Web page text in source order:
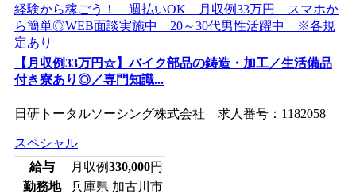
【月収例33万円☆】バイク部品の鋳造・加工／生活備品
付き寮あり◎／専門知識...
日研トータルソーシング株式会社 求人番号：1182058
スペシャル
給与
月収例330,000円
勤務地
兵庫県 加古川市